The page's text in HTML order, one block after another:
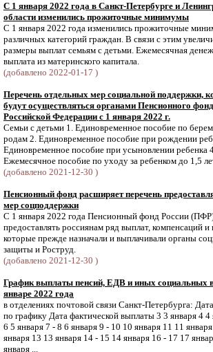
С 1 января 2022 года в Санкт-Петербурге и
области изменились прожиточные минимумы
С 1 января 2022 года изменились прожиточные
различных категорий граждан. В связи с этим
размеры выплат семьям с детьми. Ежемесячная
выплата из материнского капитала.
(добавлено 2022-01-17 )
Перечень отдельных мер социальной поддержки,
будут осуществляться органами Пенсионного
Российской Федерации с 1 января 2022 г.
Семьи с детьми 1. Единовременное пособие по
родам 2. Единовременное пособие при рождении
Единовременное пособие при усыновлении ребенка
Ежемесячное пособие по уходу за ребенком до 1,5
(добавлено 2021-12-30 )
Пенсионный фонд расширяет перечень
мер соцподдержки
С 1 января 2022 года Пенсионный фонд России
предоставлять россиянам ряд выплат, компенсаций
которые прежде назначали и выплачивали органы
защиты и Роструд.
(добавлено 2021-12-30 )
График выплаты пенсий, ЕДВ и иных социальных
январе 2022 года
в отделениях почтовой связи Санкт-Петербурга:
по графику Дата фактической выплаты 3 3 января 4 4
6 5 января 7 - 8 6 января 9 - 10 10 января 11 11
января 13 13 января 14 - 15 14 января 16 - 17 17
января ...